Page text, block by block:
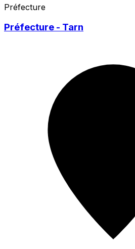
Préfecture
Préfecture - Tarn